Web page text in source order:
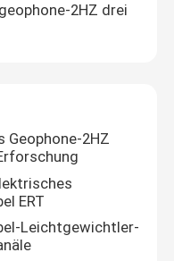
2HZ drei
Geophone-2HZ
ERT
Leichtgewichtler-